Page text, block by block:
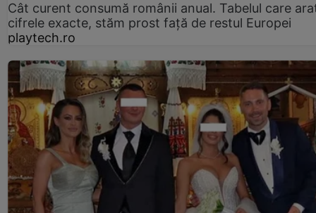
Cât curent consumă românii anual. Tabelul care
cifrele exacte, stăm prost faţă de restul Europei
playtech.ro